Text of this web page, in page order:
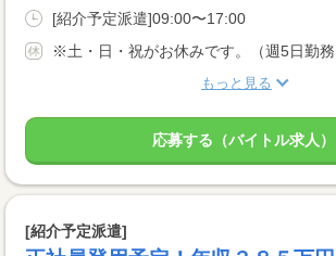
[紹介予定派遣]09:00〜17:00
※土・日・祝がお休みです。（週5日勤務
もっと見る
応募する（バイトル求人）
[紹介予定派遣]